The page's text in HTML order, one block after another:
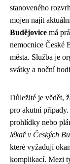
stanoveného
mojen najít
Budějovice má
nemocnice České
města. Služba je
svátky a noční
Důležité je vědět,
pro akutní
prohlídky nebo
lékař v Českých
které vyžadují
komplikací. Mezi